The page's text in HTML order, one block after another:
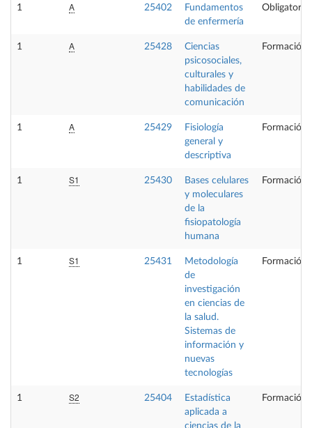
1 A 25402
Fundamentos
de enfermería
Obligatoria
1 A 25428
Ciencias
psicosociales,
culturales y
habilidades de
comunicación
Formación
1 A 25429
Fisiología
general y
descriptiva
Formación
1 S1 25430
Bases celulares
y moleculares
de la
fisiopatología
humana
Formación
1 S1 25431
Metodología
de
investigación
en ciencias de
la salud.
Sistemas de
información y
nuevas
tecnologías
Formación
1 S2 25404
Estadística
aplicada a
ciencias de la
Formación